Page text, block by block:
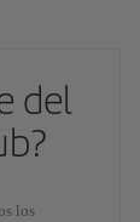
del
los